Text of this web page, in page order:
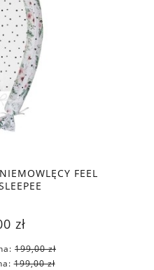
FEEL
zł
199,00 zł
199,00 zł